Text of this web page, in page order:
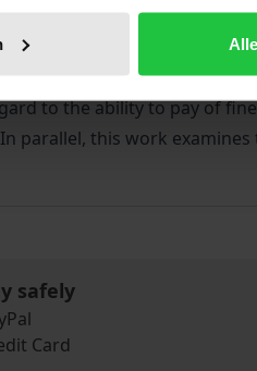
by the European
in order to explain
to the ability to pay of
parallel, this work
safely
Card